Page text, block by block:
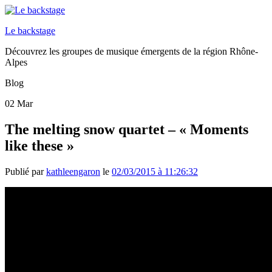
Le backstage
Découvrez les groupes de musique émergents de la région Rhône-
Alpes
Blog
02 Mar
The melting snow quartet – « Moments
like these »
Publié parkathleengaron le 02/03/2015 à 11:26:32